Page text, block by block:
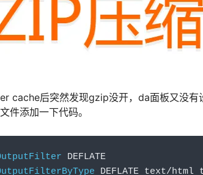
cache后突然发现gzip没开，da面板又没有
件添加一下代码。
DEFLATE
DEFLATE text/html